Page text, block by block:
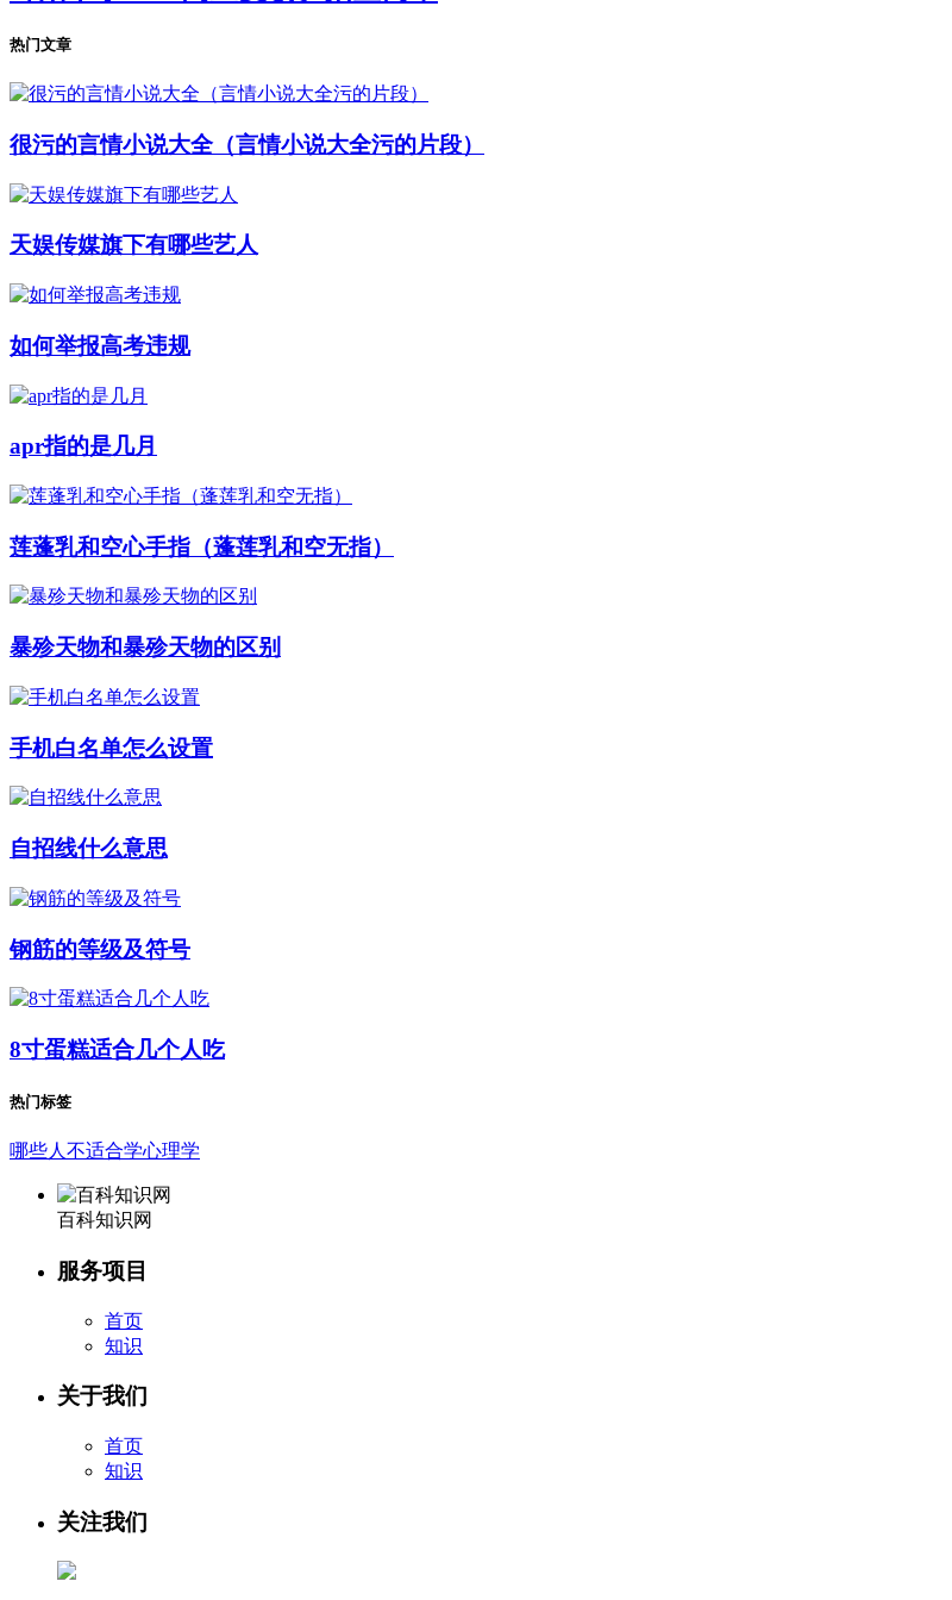
热门文章
很污的言情小说大全（言情小说大全污的片段）
天娱传媒旗下有哪些艺人
如何举报高考违规
apr指的是几月
莲蓬乳和空心手指（蓬莲乳和空无指）
暴殄天物和暴殄天物的区别
手机白名单怎么设置
自招线什么意思
钢筋的等级及符号
8寸蛋糕适合几个人吃
热门标签
哪些人不适合学心理学
百科知识网
服务项目
首页
知识
关于我们
首页
知识
关注我们